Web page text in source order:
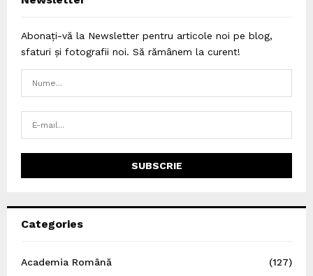
Abonați-vă la Newsletter pentru articole noi pe blog,
sfaturi și fotografii noi. Să rămânem la curent!
Categories
Academia Română
(127)